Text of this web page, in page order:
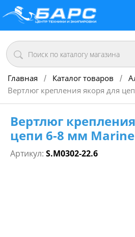
Главная / Каталог товаров /
Вертлюг крепления якоря для
Вертлюг
цепи 6-8 мм
Артикул: S.M0302-22.6